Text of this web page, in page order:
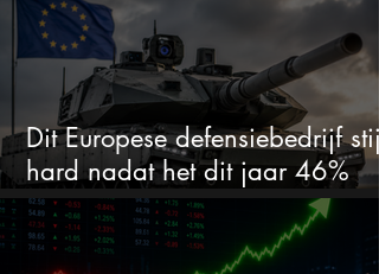
Dit Europese defensiebedrijf
hard nadat het dit jaar 46%
daalde: mooie koopkans?